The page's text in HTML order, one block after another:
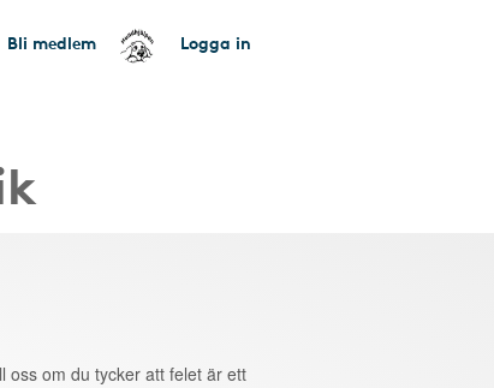
Bli medlem Logga in
oss om du tycker att felet är ett